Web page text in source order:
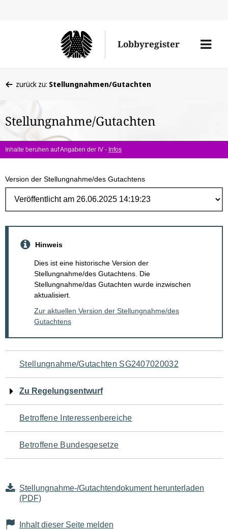
Lobbyregister
Menü
befinden
hier:
zurück zu: Stellungnahmen/Gutachten
Stellungnahme/Gutachten
Inhalte beruhen auf Angaben der IV - Infos
Version der Stellungnahme/des Gutachtens
Hinweis
Dies ist eine historische Version der
Stellungnahme/des Gutachtens. Die
Stellungnahme/das Gutachten wurde inzwischen
aktualisiert.
Zur aktuellen Version der Stellungnahme/des
Gutachtens
Navigation
für
den
Seiteninhalt
Stellungnahme/Gutachten SG2407020032
Zu Regelungsentwurf
Betroffene Interessenbereiche
Betroffene Bundesgesetze
Stellungnahme-/Gutachtendokument herunterladen
(PDF)
Inhalt dieser Seite melden